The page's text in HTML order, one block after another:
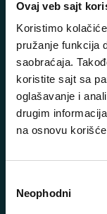
Ovaj veb sajt
Koristimo
pružanje funkcija
saobraćaja.
koristite sajt sa
oglašavanje i
drugim
na osnovu
сагласности
Neophodni
Telefoni:
+381 11 3347
+381 11 3347
+381 11 3347
+381 11 2688
+381 11 2688
+381 11 2688 069